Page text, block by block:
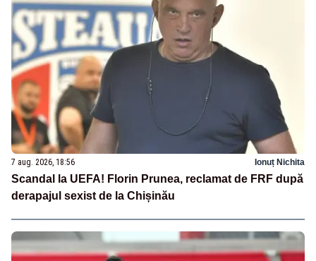
7 aug. 2026, 18:56 Ionuț Nichita
Scandal la UEFA! Florin Prunea, reclamat de FRF după
derapajul sexist de la Chișinău